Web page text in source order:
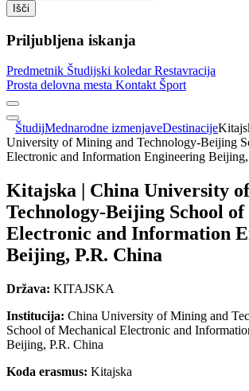
Išči
Priljubljena iskanja
Predmetnik Študijski koledarRestavracija
Prosta delovna mesta Kontakt Šport
ŠtudijMednarodne izmenjaveDestinacije
University of Mining and Technology-Beijing
Electronic and Information Engineering
Kitajska | China University
Technology-Beijing School of
Electronic and Information
Beijing, P.R. China
Država: KITAJSKA
Institucija: China University of Mining and
School of Mechanical Electronic and
Beijing, P.R. China
Koda erasmus: Kitajska